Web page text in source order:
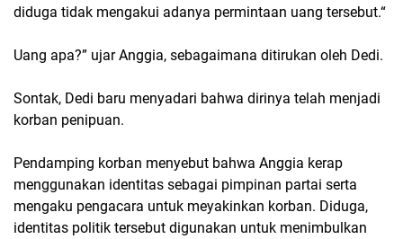
diduga tidak mengakui adanya permintaan uang tersebut.“
Uang apa?” ujar Anggia, sebagaimana ditirukan oleh Dedi.
Sontak, Dedi baru menyadari bahwa dirinya telah menjadi
korban penipuan.
Pendamping korban menyebut bahwa Anggia kerap
menggunakan identitas sebagai pimpinan partai serta
mengaku pengacara untuk meyakinkan korban. Diduga,
identitas politik tersebut digunakan untuk menimbulkan